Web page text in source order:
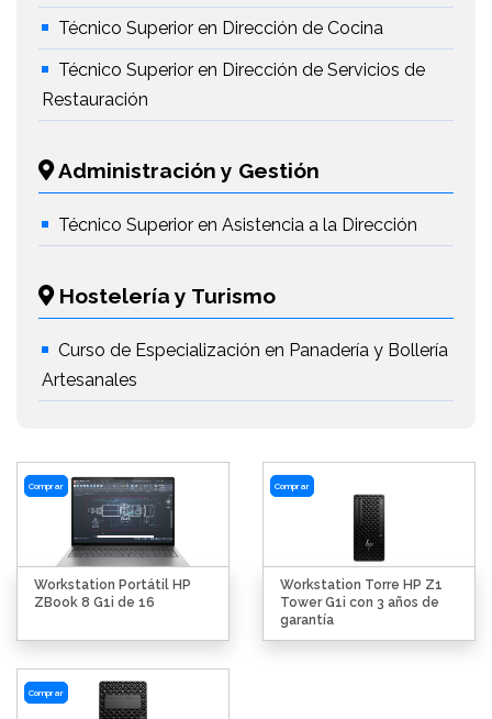
Técnico Superior en Dirección de Cocina
Técnico Superior en Dirección de Servicios de
Restauración
Administración y Gestión
Técnico Superior en Asistencia a la Dirección
Hostelería y Turismo
Curso de Especialización en Panadería y Bollería
Artesanales
Comprar
Workstation Portátil HP
ZBook 8 G1i de 16
Comprar
Workstation Torre HP Z1
Tower G1i con 3 años de
garantía
Comprar